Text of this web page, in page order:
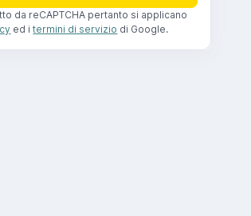
da reCAPTCHA pertanto si applicano
ed itermini di servizio di Google.